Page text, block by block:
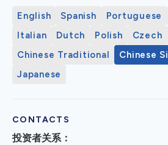
English Spanish Portuguese
Italian
Dutch Polish Czech
Chinese Traditional
Chinese
Japanese
CONTACTS
投资者关系：